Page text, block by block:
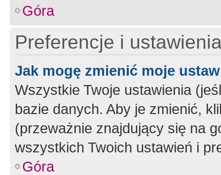
Góra
Preferencje i
Jak mogę zmienić moje
Wszystkie Twoje ustawienia
bazie danych. Aby je zmienić,
(przeważnie znajdujący się na
wszystkich Twoich ustawień i
Góra